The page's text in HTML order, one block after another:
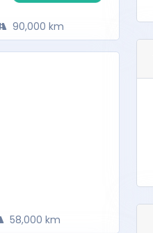
90,000 km
58,000 km